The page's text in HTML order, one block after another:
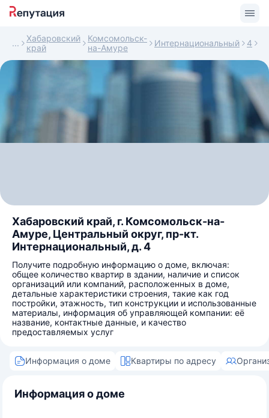
Хабаровский
край
Комсомольск-
на-Амуре
Интернациональный 4
Хабаровский край, г. Комсомольск-на-
Амуре, Центральный округ, пр-кт.
Интернациональный, д. 4
Получите подробную информацию о доме, включая:
общее количество квартир в здании, наличие и список
организаций или компаний, расположенных в доме,
детальные характеристики строения, такие как год
постройки, этажность, тип конструкции и использованные
материалы, информация об управляющей компании: её
название, контактные данные, и качество
предоставляемых услуг
Информация о доме Квартиры по адресу
Информация о доме